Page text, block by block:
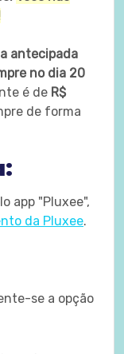
antecipada
no dia 20
é de R$
de forma
app "Pluxee",
da Pluxee.
se a opção